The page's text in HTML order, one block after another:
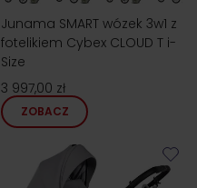
Junama SMART wózek 3w1 z
fotelikiem Cybex CLOUD T i-
Size
3 997,00 zł
ZOBACZ